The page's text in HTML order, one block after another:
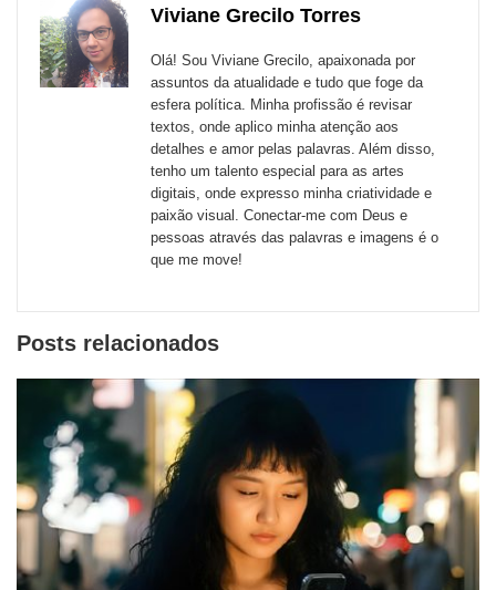
sites
externos
EmailFacebookMessenger
TwitterWhatsApp
LinkedIn
Viviane Grecilo Torres
Olá! Sou Viviane Grecilo, apaixonada por
assuntos da atualidade e tudo que foge da
esfera política. Minha profissão é revisar
textos, onde aplico minha atenção aos
detalhes e amor pelas palavras. Além disso,
tenho um talento especial para as artes
digitais, onde expresso minha criatividade e
paixão visual. Conectar-me com Deus e
pessoas através das palavras e imagens é o
que me move!
Posts relacionados